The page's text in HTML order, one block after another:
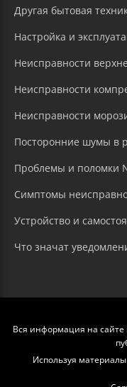
Другая бытовая
Настройка и
Неисправности
Неисправности
Неисправности
Посторонние шумы в
Проблемы и поломки
Симптомы
Устройство и
Что значат
Вся информация на сайте
Используя